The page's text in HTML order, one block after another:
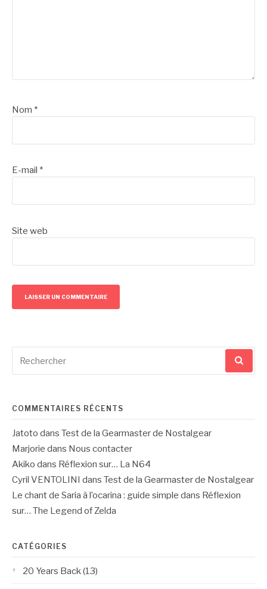
Nom *
E-mail *
Site web
pour
COMMENTAIRES RÉCENTS
Jatoto dans Test de la Gearmaster de Nostalgear
Marjorie dans Nous contacter
Akiko dans Réflexion sur… La N64
Cyril VENTOLINI dans Test de la Gearmaster de Nostalgear
Le chant de Saria à l’ocarina : guide simple dans Réflexion
sur… The Legend of Zelda
CATÉGORIES
20 Years Back(13)